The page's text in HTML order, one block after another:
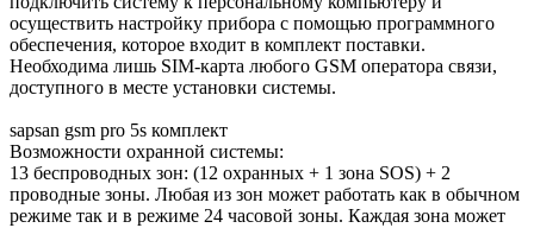
осуществить настройку прибора с помощью программного
обеспечения, которое входит в комплект поставки.
Необходима лишь SIM-карта любого GSM оператора связи,
доступного в месте установки системы.
sapsan gsm pro 5s комплект
Возможности охранной системы:
13 беспроводных зон: (12 охранных + 1 зона SOS) + 2
проводные зоны. Любая из зон может работать как в обычном
режиме так и в режиме 24 часовой зоны. Каждая зона может